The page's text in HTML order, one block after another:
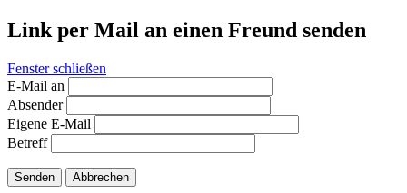
Link per Mail an einen Freund senden
Fenster schließen
E-Mail an
Absender
Eigene E-Mail
Betreff
Senden Abbrechen